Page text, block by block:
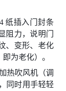
纸插入门封条
阻力，说明门
、变形、老化
为老化）。
热吹风机（调
同时用手轻轻